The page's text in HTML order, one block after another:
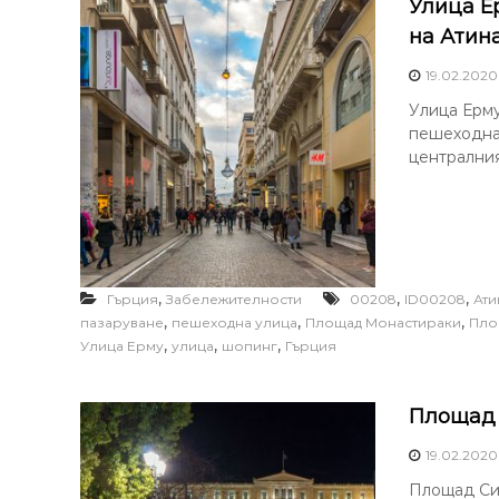
Улица
на
19.02.2020
Улица
пешеходна
Гърция, Забележителности 00208, ID00208,
пазаруване, пешеходна улица, Площад Монастираки,
Улица Ерму, улица, шопинг, Гърция
Площад
19.02.2020
Площад